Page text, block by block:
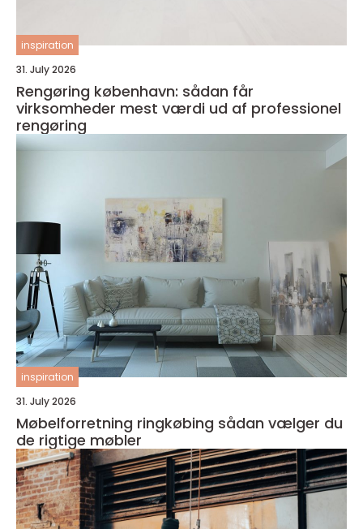
inspiration
31. July 2026
Rengøring københavn: sådan får
virksomheder mest værdi ud af professionel
rengøring
inspiration
31. July 2026
Møbelforretning ringkøbing sådan vælger du
de rigtige møbler